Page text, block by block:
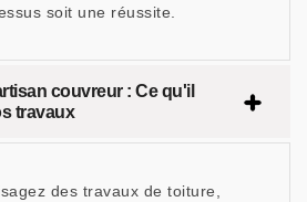
soit une réussite.
couvreur : Ce qu'il
travaux
des travaux de toiture,